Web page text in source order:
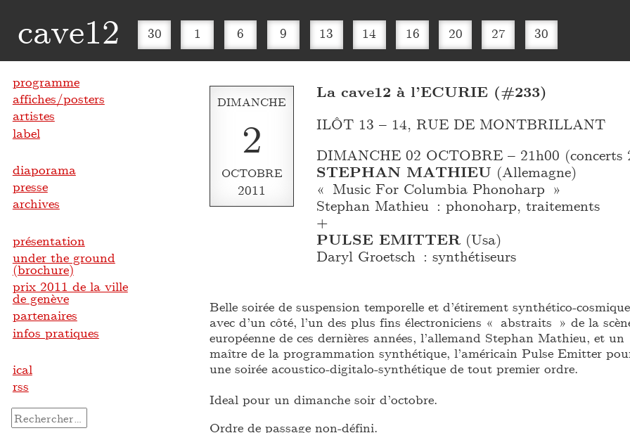
cave12 30 1 6 9 13 14 16 20 27 30
DIMANCHE
2
OCTOBRE
2011
La cave12 à l’ECURIE (#233)
ILÔT 13 – 14, RUE DE MONTBRILLANT
DIMANCHE 02 OCTOBRE – 21h00 (concerts
STEPHAN MATHIEU (Allemagne)
« Music For Columbia Phonoharp »
Stephan Mathieu : phonoharp, traitements
+
PULSE EMITTER(Usa)
Daryl Groetsch : synthétiseurs
Belle soirée de suspension temporelle et d’étirement synthético-
avec d’un côté, l’un des plus fins électroniciens « abstraits » de la
européenne de ces dernières années, l’allemand Stephan Mathieu, et un
maître de la programmation synthétique, l’américain Pulse Emitter
une soirée acoustico-digitalo-synthétique de tout premier ordre.
Ideal pour un dimanche soir d’octobre.
Ordre de passage non-défini.
programme
affiches/posters
artistes
label
diaporama
presse
archives
présentation
under the ground
(brochure)
prix 2011 de la ville
de genève
partenaires
infos pratiques
ical
rss
Rechercher :